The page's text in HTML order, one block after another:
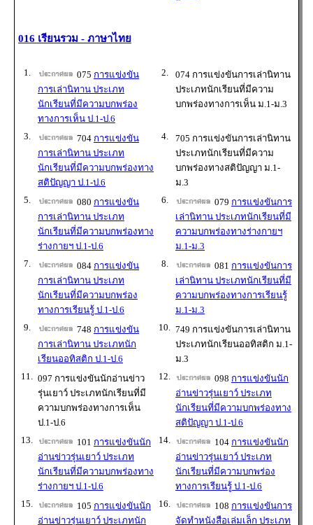
016 เรียนรวม - ภาษาไทย
1. 075 การแข่งขัน
การเล่านิทาน ประเภท
นักเรียนที่มีความบกพร่อง
ทางการเห็น ป.1-ป.6
2.
074 การแข่งขันการเล่านิทาน
ประเภทนักเรียนที่มีความ
บกพร่องทางการเห็น ม.1-ม.3
3. 704 การแข่งขัน
การเล่านิทาน ประเภท
นักเรียนที่มีความบกพร่องทาง
สติปัญญา ป.1-ป.6
4.
705 การแข่งขันการเล่านิทาน
ประเภทนักเรียนที่มีความ
บกพร่องทางสติปัญญา ม.1-
ม.3
5.
080 การแข่งขัน
การเล่านิทาน ประเภท
นักเรียนที่มีความบกพร่องทาง
ร่างกายฯ ป.1-ป.6
6. 079 การแข่งขันการ
เล่านิทาน ประเภทนักเรียนที่มี
ความบกพร่องทางร่างกายฯ
ม.1-ม.3
7.
084 การแข่งขัน
การเล่านิทาน ประเภท
นักเรียนที่มีความบกพร่อง
ทางการเรียนรู้ ป.1-ป.6
8. 081 การแข่งขันการ
เล่านิทาน ประเภทนักเรียนที่มี
ความบกพร่องทางการเรียนรู้
ม.1-ม.3
9.
748 การแข่งขัน
การเล่านิทาน ประเภทนัก
เรียนออทิสติก ป.1-ป.6
10. 749 การแข่งขันการเล่านิทาน
ประเภทนักเรียนออทิสติก ม.1-
ม.3
11. 097 การแข่งขันนักอ่านข่าว
รุ่นเยาว์ ประเภทนักเรียนที่มี
ความบกพร่องทางการเห็น
ป.1-ป.6
12. 098 การแข่งขันนัก
อ่านข่าวรุ่นเยาว์ ประเภท
นักเรียนที่มีความบกพร่องทาง
สติปัญญา ป.1-ป.6
13.
101 การแข่งขันนัก
อ่านข่าวรุ่นเยาว์ ประเภท
นักเรียนที่มีความบกพร่องทาง
ร่างกายฯ ป.1-ป.6
14. 104 การแข่งขันนัก
อ่านข่าวรุ่นเยาว์ ประเภท
นักเรียนที่มีความบกพร่อง
ทางการเรียนรู้ ป.1-ป.6
15.
105 การแข่งขันนัก
อ่านข่าวรุ่นเยาว์ ประเภทนัก
16. 108 การแข่งขันการ
จัดทำหนังสือเล่มเล็ก ประเภท